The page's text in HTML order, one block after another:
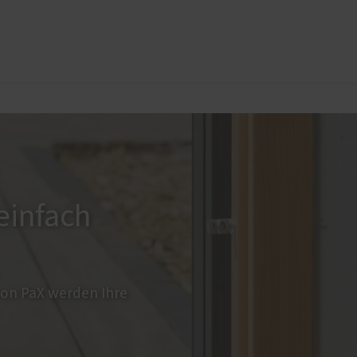
Sonnen- und Insektenschutz
Insektenschutz von PaX
PaX werden Ihre